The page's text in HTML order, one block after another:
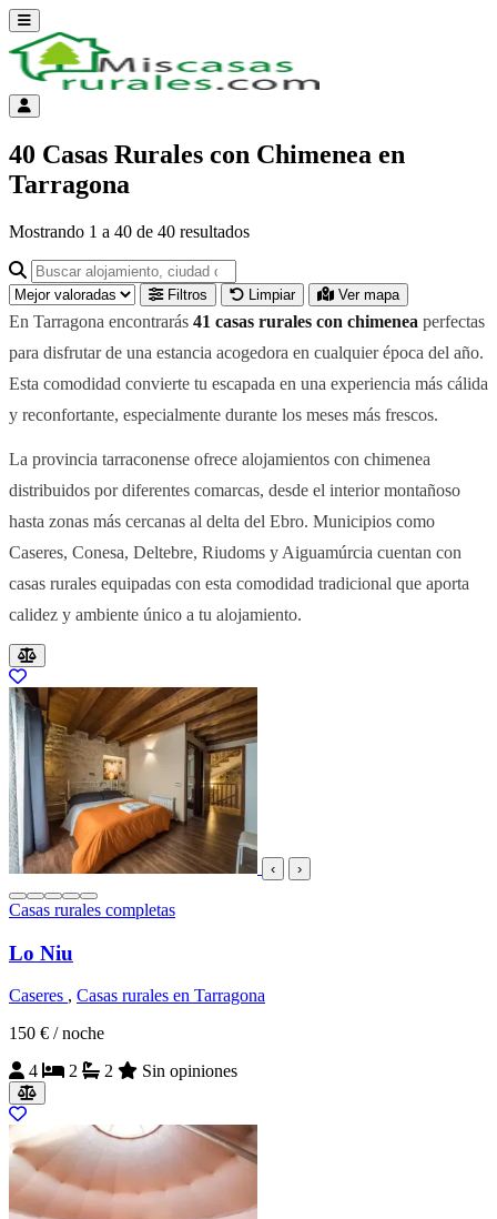
Abrir menú
Menú de cuenta
40 Casas Rurales con Chimenea en
Tarragona
Mostrando 1 a 40 de 40 resultados
Buscar alojamiento, ciudad o provincia para ir a su página
Filtros Limpiar Ver mapa
En Tarragona encontrarás 41 casas rurales con chimenea perfectas
para disfrutar de una estancia acogedora en cualquier época del año.
Esta comodidad convierte tu escapada en una experiencia más cálida
y reconfortante, especialmente durante los meses más frescos.
La provincia tarraconense ofrece alojamientos con chimenea
distribuidos por diferentes comarcas, desde el interior montañoso
hasta zonas más cercanas al delta del Ebro. Municipios como
Caseres, Conesa, Deltebre, Riudoms y Aiguamúrcia cuentan con
casas rurales equipadas con esta comodidad tradicional que aporta
calidez y ambiente único a tu alojamiento.
Resultados del listado
‹ ›
Casas rurales completas
Lo Niu
Caseres , Casas rurales en Tarragona
150 € / noche
4
2 2 Sin opiniones